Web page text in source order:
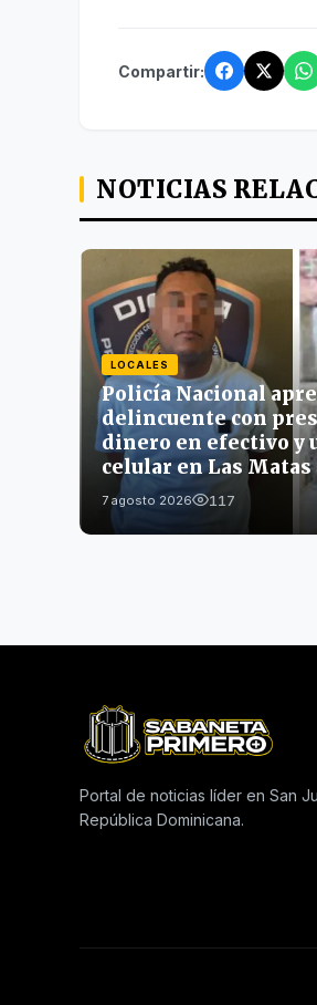
Compartir:
NOTICIAS
LOCALES
Policía Nacional
delincuente con
dinero en efectivo y
celular en Las Matas
7 agosto 2026 117
Portal de noticias líder en San
República Dominicana.